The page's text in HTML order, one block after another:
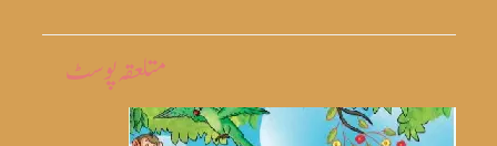
متلعقہ پوسٹ